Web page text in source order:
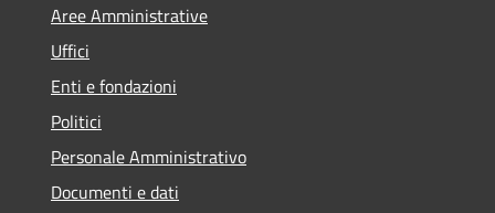
Aree Amministrative
Uffici
Enti e fondazioni
Politici
Personale Amministrativo
Documenti e dati